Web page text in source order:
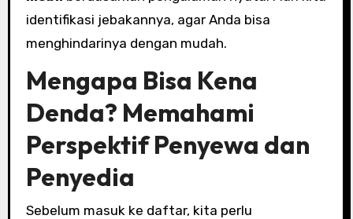
identifikasi jebakannya, agar Anda bisa
menghindarinya dengan mudah.
Mengapa Bisa Kena
Denda? Memahami
Perspektif Penyewa dan
Penyedia
Sebelum masuk ke daftar, kita perlu